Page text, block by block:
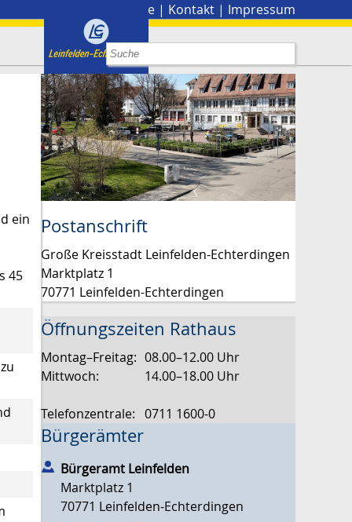
Presse | Kontakt | Impressum
ein
45
Postanschrift
Große Kreisstadt Leinfelden-Echterdingen
Marktplatz 1
70771 Leinfelden-Echterdingen
Öffnungszeiten Rathaus
Montag–Freitag: 08.00–12.00 Uhr
Mittwoch:
14.00–18.00 Uhr
Telefonzentrale: 0711 1600-0
Bürgerämter
Bürgeramt Leinfelden
Marktplatz 1
70771 Leinfelden-Echterdingen